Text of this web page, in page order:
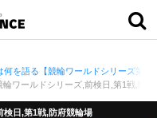
何を語る【競輪ワールドシリーズ第1
輪ワールドシリーズ,前検日,第1戦,防
検日,第1戦,防府競輪場